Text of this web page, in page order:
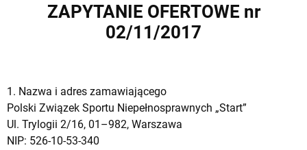
ZAPYTANIE OFERTOWE nr
02/11/2017
1. Nazwa i adres zamawiającego
Polski Związek Sportu Niepełnosprawnych „Start”
Ul. Trylogii 2/16, 01–982, Warszawa
NIP: 526-10-53-340